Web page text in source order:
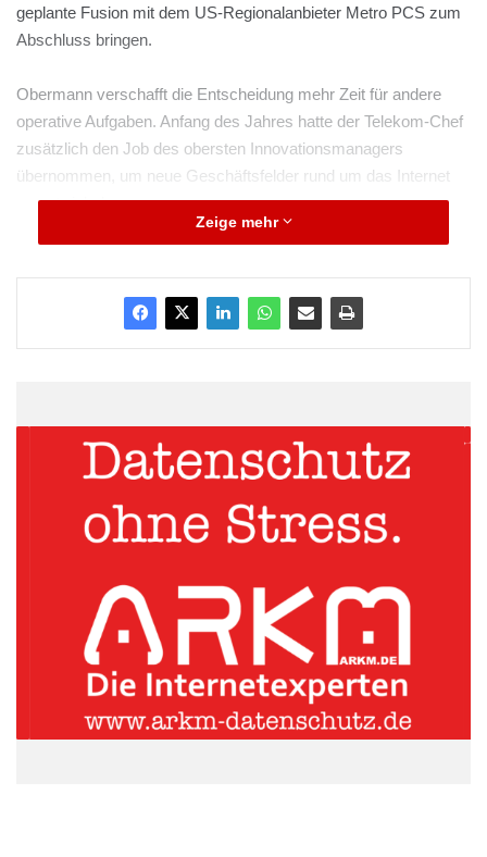
geplante Fusion mit dem US-Regionalanbieter Metro PCS zum
Abschluss bringen.
Obermann verschafft die Entscheidung mehr Zeit für andere
operative Aufgaben. Anfang des Jahres hatte der Telekom-Chef
zusätzlich den Job des obersten Innovationsmanagers
übernommen, um neue Geschäftsfelder rund um das Internet
zu entwickeln.
Zeige mehr